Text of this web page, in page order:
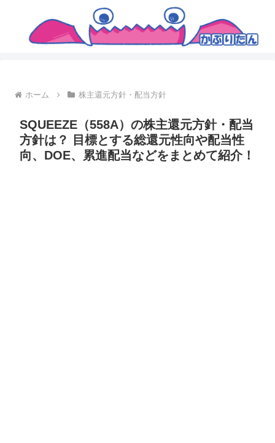
ホーム 株主還元方針・配当方針
SQUEEZE（558A）の株主還元方針・配当
方針は？ 目標とする総還元性向や配当性
向、DOE、累進配当などをまとめて紹介！